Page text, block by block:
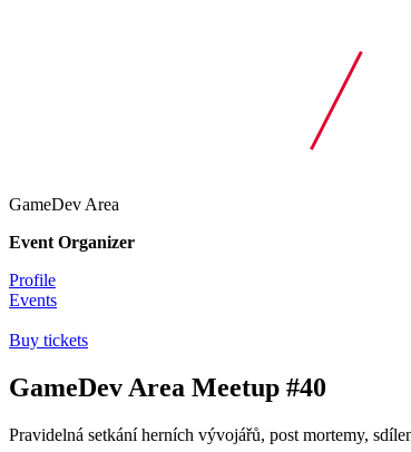
GameDev Area
Event Organizer
Profile
Events
Buy tickets
GameDev Area Meetup #40
Pravidelná setkání herních vývojářů, post mortemy,